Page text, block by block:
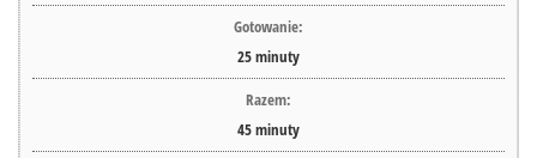
Gotowanie:
25minuty
Razem:
45minuty